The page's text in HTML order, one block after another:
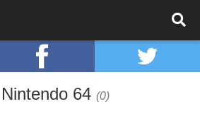
64 (0)